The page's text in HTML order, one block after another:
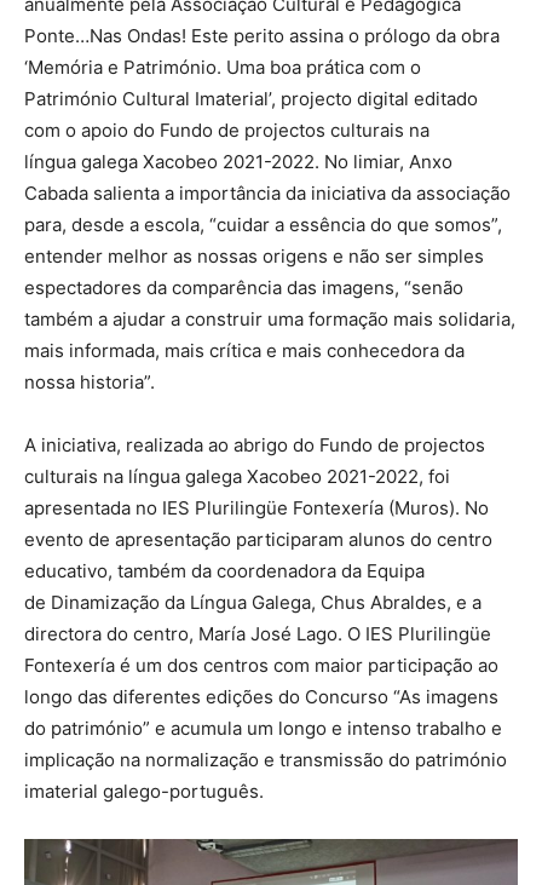
Ponte…Nas Ondas! Este perito assina o prólogo da obra
‘Memória e Património. Uma boa prática com o
Património Cultural Imaterial’, projecto digital editado
com o apoio do Fundo de projectos culturais na
língua galega Xacobeo 2021-2022. No limiar, Anxo
Cabada salienta a importância da iniciativa da associação
para, desde a escola, “cuidar a essência do que somos”,
entender melhor as nossas origens e não ser simples
espectadores da comparência das imagens, “senão
também a ajudar a construir uma formação mais solidaria,
mais informada, mais crítica e mais conhecedora da
nossa historia”.
A iniciativa, realizada ao abrigo do Fundo de projectos
culturais na língua galega Xacobeo 2021-2022, foi
apresentada no IES Plurilingüe Fontexería (Muros). No
evento de apresentação participaram alunos do centro
educativo, também da coordenadora da Equipa
de Dinamização da Língua Galega, Chus Abraldes, e a
directora do centro, María José Lago. O IES Plurilingüe
Fontexería é um dos centros com maior participação ao
longo das diferentes edições do Concurso “As imagens
do património” e acumula um longo e intenso trabalho e
implicação na normalização e transmissão do património
imaterial galego-português.